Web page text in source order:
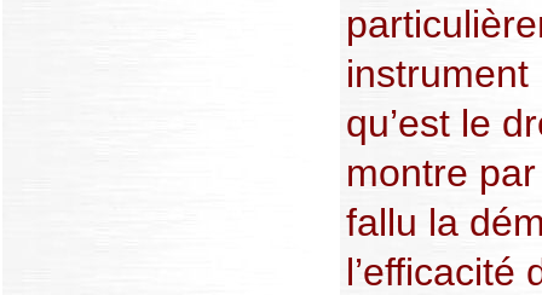
instrument
qu’est le
montre
fallu la
l’efficacité